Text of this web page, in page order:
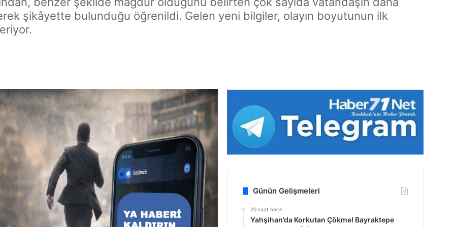
şikâyette bulunduğu öğrenildi. Gelen yeni bilgiler, olayın boyutunun ilk
Günün Gelişmeleri
20 saat önce
Yahşihan’da Korkutan Çökme! Bayraktepe